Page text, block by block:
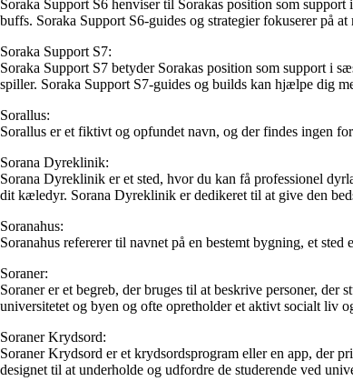
Soraka Support S6 henviser til Sorakas position som
buffs. Soraka Support S6-guides og strategier fokuserer på
Soraka Support S7:
Soraka Support S7 betyder Sorakas position som support i
spiller. Soraka Support S7-guides og builds kan hjælpe dig
Sorallus:
Sorallus er et fiktivt og opfundet navn, og der findes ingen
Sorana Dyreklinik:
Sorana Dyreklinik er et sted, hvor du kan få professionel
dit kæledyr. Sorana Dyreklinik er dedikeret til at give den
Soranahus:
Soranahus refererer til navnet på en bestemt bygning, et
Soraner:
Soraner er et begreb, der bruges til at beskrive personer,
universitetet og byen og ofte opretholder et aktivt socialt liv
Soraner Krydsord:
Soraner Krydsord er et krydsordsprogram eller en app, der
designet til at underholde og udfordre de studerende ved